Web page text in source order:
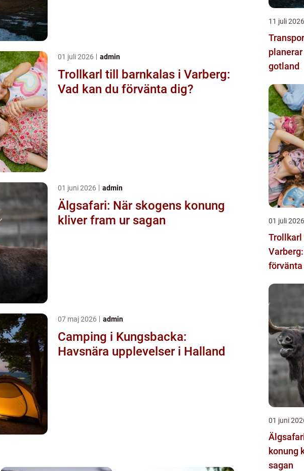
01 juli 2026 admin
Trollkarl till barnkalas i Varberg:
Vad kan du förvänta dig?
01 juni 2026 admin
Älgsafari: När skogens konung
kliver fram ur sagan
07 maj 2026 admin
Camping i Kungsbacka:
Havsnära upplevelser i Halland
11 juli 2026
Transport
gotland
01 juli 2026
förvänta
01 juni
konung
sagan